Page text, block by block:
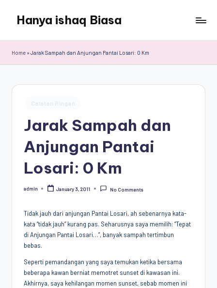
content
Hanya ishaq Biasa
Humas
Center
Peace,
(CPCD)
Hasanuddin,
Penggiat
Komunitas
Akademik
Diplomasi
Kota
Indonesia
Home » Jarak Sampah dan Anjungan Pantai Losari: 0 Km
Jarak Sampah dan
Anjungan Pantai
Losari: 0 Km
Posted
admin January 3, 2011 No Comments
Tidak jauh dari anjungan Pantai Losari, ah sebenarnya kata-
kata “tidak jauh” kurang pas. Seharusnya saya memilih: “Tepat
di Anjungan Pantai Losari…”, banyak sampah tertimbun
bebas.
Seperti pemandangan yang saya temukan ketika bersama
beberapa kawan berniat memotret sunset di kawasan ini.
Akhirnya, saya kehilangan momen sunset, sebab momen ini